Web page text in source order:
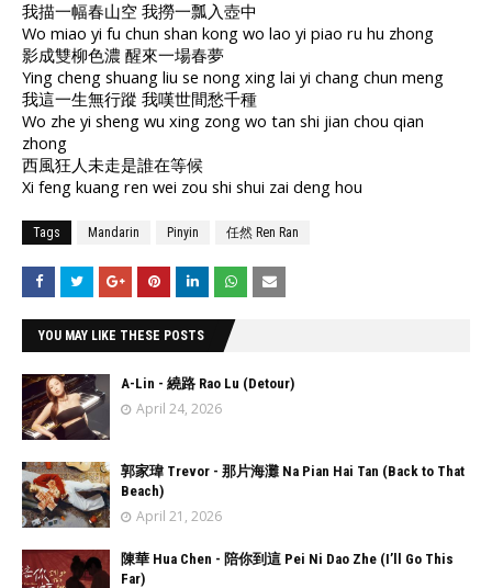
我描一幅春山空 我撈一瓢入壺中
Wo miao yi fu chun shan kong wo lao yi piao ru hu zhong
影成雙柳色濃 醒來一場春夢
Ying cheng shuang liu se nong xing lai yi chang chun meng
我這一生無行蹤 我嘆世間愁千種
Wo zhe yi sheng wu xing zong wo tan shi jian chou qian
zhong
西風狂人未走是誰在等候
Xi feng kuang ren wei zou shi shui zai deng hou
Tags Mandarin Pinyin 任然 Ren Ran
YOU MAY LIKE THESE POSTS
A-Lin - 繞路 Rao Lu (Detour)
April 24, 2026
郭家瑋 Trevor - 那片海灘 Na Pian Hai Tan (Back to That
Beach)
April 21, 2026
陳華 Hua Chen - 陪你到這 Pei Ni Dao Zhe (I’ll Go This
Far)